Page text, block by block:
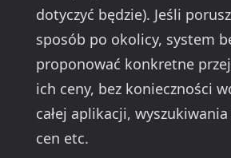
dotyczyć będzie). Jeśli
sposób po okolicy, system
proponować konkretne
ich ceny, bez konieczności
całej aplikacji,
cen etc.